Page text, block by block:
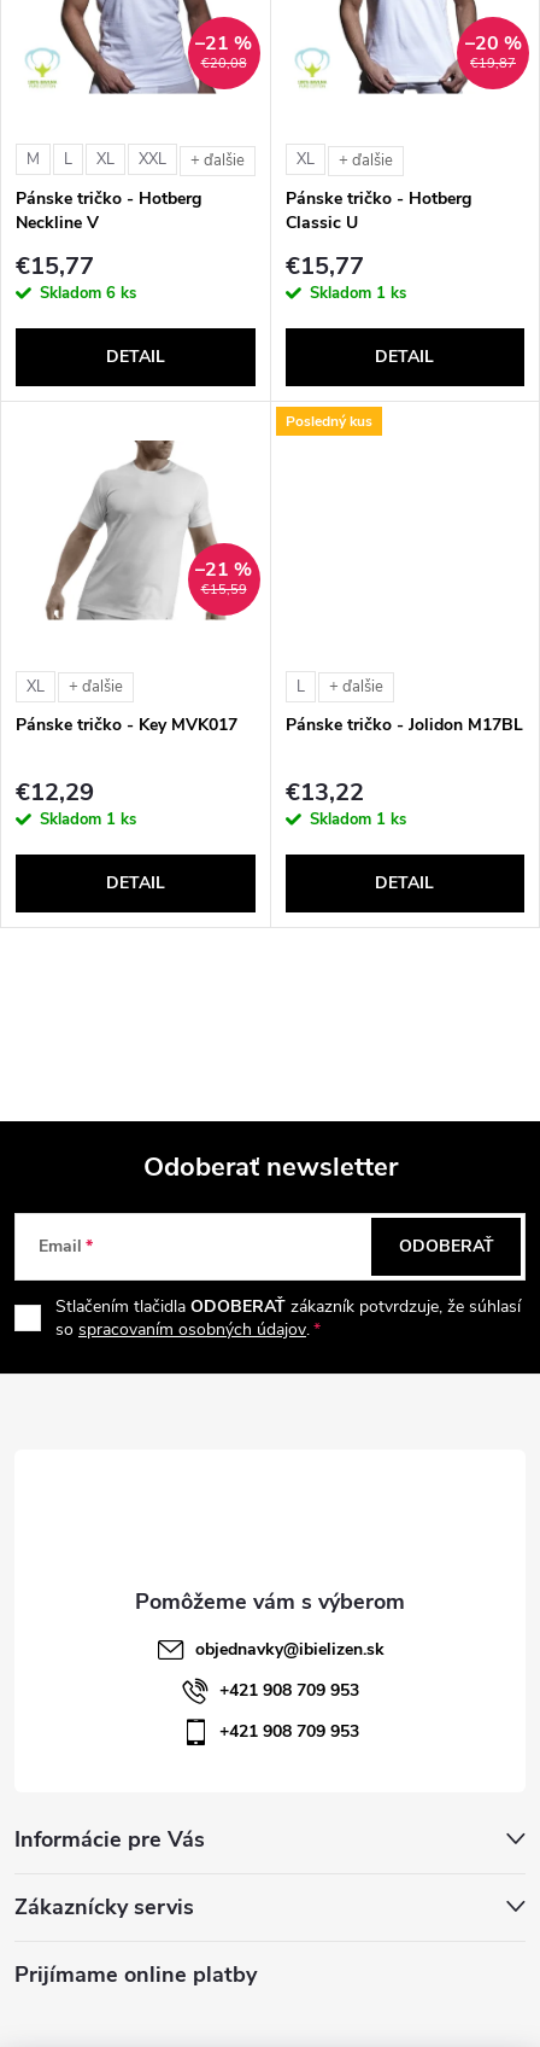
n
e
p
r
d
o
v
s
p
r
o
d
v
€20,08
–21 %
M L XL XXL + ďalšie
Pánske tričko - Hotberg
Neckline V
€15,77
Skladom 6 ks
DETAIL
€19,87
–20 %
XL + ďalšie
Pánske tričko - Hotberg
Classic U
€15,77
Skladom 1 ks
DETAIL
€15,59
–21 %
XL + ďalšie
Pánske tričko - Key MVK017
€12,29
Skladom 1 ks
DETAIL
Posledný kus
L + ďalšie
Pánske tričko - Jolidon M17BL
€13,22
Skladom 1 ks
DETAIL
c
i
e
i
u
Z
á
p
Odoberať newsletter
Email
Stlačením tlačidla ODOBERAŤ zákazník potvrdzuje, že súhlasí
so spracovaním osobných údajov.
ODOBERAŤ
Informácie pre Vás
Zákaznícky servis
Prijímame online platby
objednavky@ibielizen.sk
+421 908 709 953
+421 908 709 953